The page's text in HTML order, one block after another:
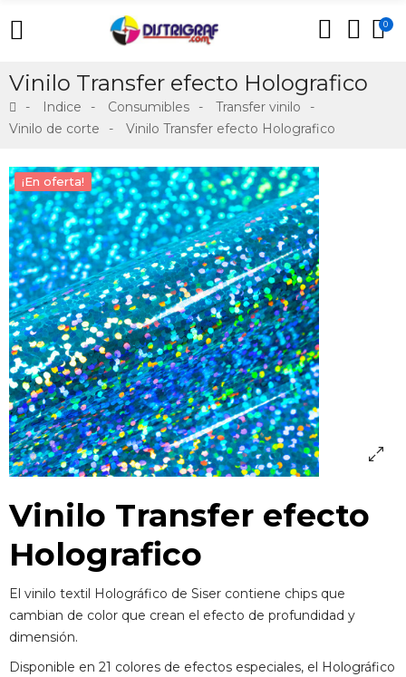
0
Vinilo Transfer efecto Holografico
Indice Consumibles
Transfer vinilo
Vinilo de corte
Vinilo Transfer efecto Holografico
¡En oferta!
Vinilo Transfer efecto
Holografico
El vinilo textil Holográfico de Siser contiene chips que
cambian de color que crean el efecto de profundidad y
dimensión.
Disponible en 21 colores de efectos especiales, el Holográfico